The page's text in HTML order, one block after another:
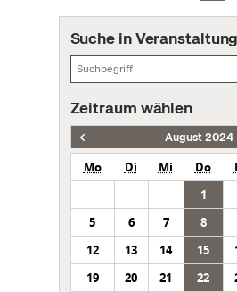
Suche in
Zeitraum wählen
August 2024
Mo Di Mi Do
1
5
6 7 8
12
13 14 15
19
20 21 22